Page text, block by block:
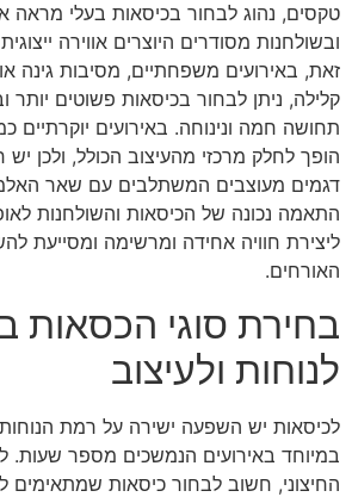
טקסים, נהוג לבחור בכיסאות בעלי מראה
ובשולחנות מסודרים היוצרים אווירה
זאת, באירועים משפחתיים, מסיבות גינה או
קלילה, ניתן לבחור בכיסאות פשוטים יותר
תחושה חמה ונינוחה. באירועים יוקרתיים
הופך לחלק מרכזי מהעיצוב הכולל, ולכן
דגמים מעוצבים המשתלבים עם שאר
התאמה נכונה של הכיסאות והשולחנות
ליצירת חוויה אחידה ומרשימה ומסייעת
האורחים.
בחירת סוגי הכסאות
לנוחות ולעיצוב
לכיסאות יש השפעה ישירה על רמת
במיוחד באירועים הנמשכים מספר שעות.
החיצוני, חשוב לבחור כיסאות שמתאימים